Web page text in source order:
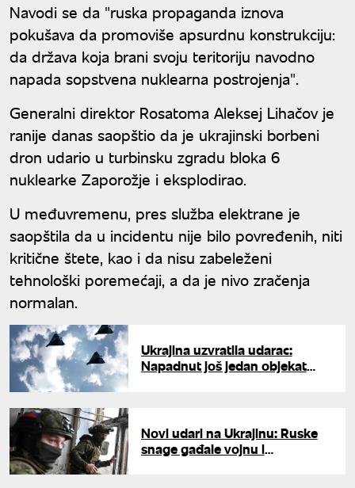
Navodi se da "ruska propaganda iznova
pokušava da promoviše apsurdnu konstrukciju:
da država koja brani svoju teritoriju navodno
napada sopstvena nuklearna postrojenja".
Generalni direktor Rosatoma Aleksej Lihačov je
ranije danas saopštio da je ukrajinski borbeni
dron udario u turbinsku zgradu bloka 6
nuklearke Zaporožje i eksplodirao.
U međuvremenu, pres služba elektrane je
saopštila da u incidentu nije bilo povređenih, niti
kritične štete, kao i da nisu zabeleženi
tehnološki poremećaji, a da je nivo zračenja
normalan.
Ukrajina uzvratila udarac:
Napadnut još jedan objekat
Novi udari na Ukrajinu: Ruske
snage gađale vojnu i